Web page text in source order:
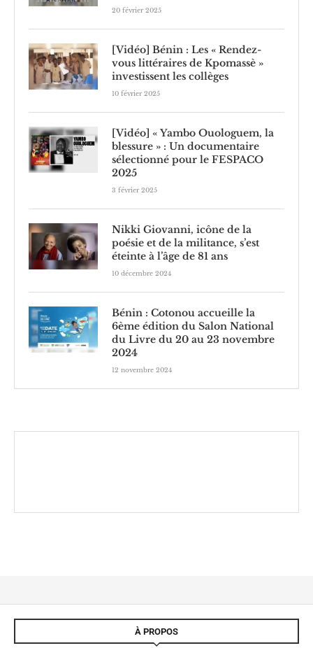
20 février 2025
[Vidéo] Bénin : Les « Rendez-
vous littéraires de Kpomassè »
investissent les collèges
10 février 2025
[Vidéo] « Yambo Ouologuem, la
blessure » : Un documentaire
sélectionné pour le FESPACO
2025
3 février 2025
Nikki Giovanni, icône de la
poésie et de la militance, s’est
éteinte à l’âge de 81 ans
10 décembre 2024
Bénin : Cotonou accueille la
6ème édition du Salon National
du Livre du 20 au 23 novembre
2024
12 novembre 2024
À PROPOS